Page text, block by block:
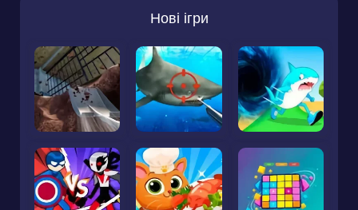
Нові ігри